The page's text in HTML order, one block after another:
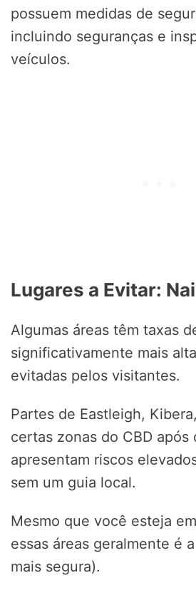
possuem medidas de
incluindo seguranças e
veículos.
Lugares a Evitar:
Algumas áreas têm taxas
significativamente mais
evitadas pelos visitantes.
Partes de Eastleigh,
certas zonas do CBD após
apresentam riscos
sem um guia local.
Mesmo que você esteja
essas áreas geralmente é
mais segura).